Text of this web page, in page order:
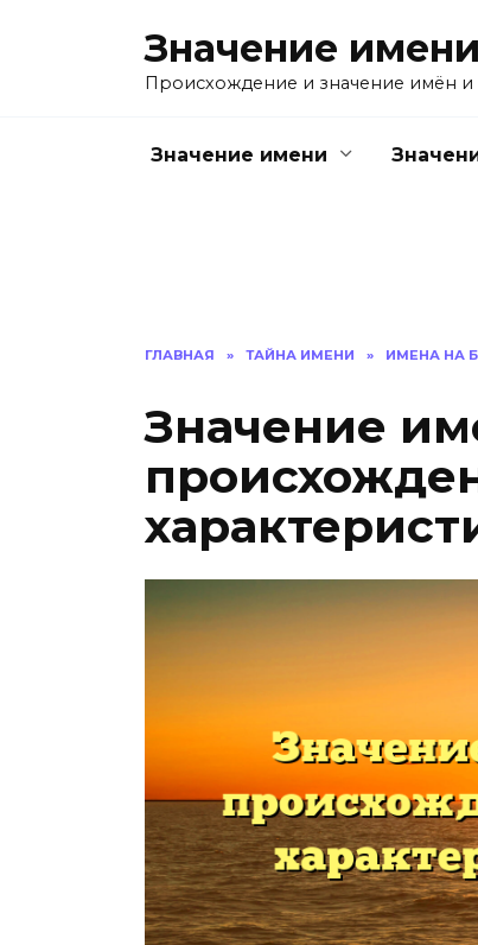
Значение
Происхождение и значение имён
Значение имени
ГЛАВНАЯ » ТАЙНА ИМЕНИ » ИМЕНА НА
Значение